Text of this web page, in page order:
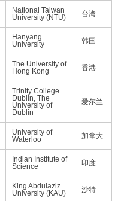
National Taiwan
University (NTU)
台湾
Hanyang
University
韩国
The University of
Hong Kong
香港
Trinity College
Dublin, The
University of
Dublin
爱尔兰
University of
Waterloo
加拿大
Indian Institute of
Science
印度
King Abdulaziz
University (KAU)
沙特